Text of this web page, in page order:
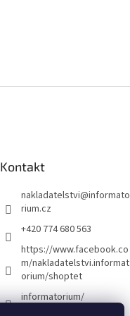
Kontakt
nakladatelstvi@informato
rium.cz
+420 774 680 563
https://www.facebook.co
m/nakladatelstvi.informat
orium/shoptet
informatorium/